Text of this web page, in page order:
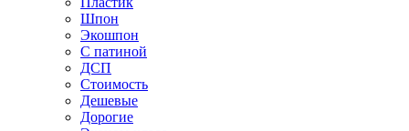
Шпон
Экошпон
С патиной
ДСП
Стоимость
Дешевые
Дорогие